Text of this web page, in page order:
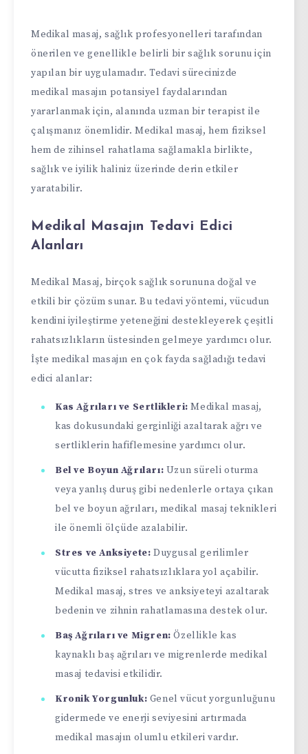
Medikal masaj, sağlık profesyonelleri tarafından
önerilen ve genellikle belirli bir sağlık sorunu için
yapılan bir uygulamadır. Tedavi sürecinizde
medikal masajın potansiyel faydalarından
yararlanmak için, alanında uzman bir terapist ile
çalışmanız önemlidir. Medikal masaj, hem fiziksel
hem de zihinsel rahatlama sağlamakla birlikte,
sağlık ve iyilik haliniz üzerinde derin etkiler
yaratabilir.
Medikal Masajın Tedavi Edici
Alanları
Medikal Masaj, birçok sağlık sorununa doğal ve
etkili bir çözüm sunar. Bu tedavi yöntemi, vücudun
kendini iyileştirme yeteneğini destekleyerek çeşitli
rahatsızlıkların üstesinden gelmeye yardımcı olur.
İşte medikal masajın en çok fayda sağladığı tedavi
edici alanlar:
Kas Ağrıları ve Sertlikleri: Medikal masaj,
kas dokusundaki gerginliği azaltarak ağrı ve
sertliklerin hafiflemesine yardımcı olur.
Bel ve Boyun Ağrıları: Uzun süreli oturma
veya yanlış duruş gibi nedenlerle ortaya çıkan
bel ve boyun ağrıları, medikal masaj teknikleri
ile önemli ölçüde azalabilir.
Stres ve Anksiyete: Duygusal gerilimler
vücutta fiziksel rahatsızlıklara yol açabilir.
Medikal masaj, stres ve anksiyeteyi azaltarak
bedenin ve zihnin rahatlamasına destek olur.
Baş Ağrıları ve Migren: Özellikle kas
kaynaklı baş ağrıları ve migrenlerde medikal
masaj tedavisi etkilidir.
Kronik Yorgunluk: Genel vücut yorgunluğunu
gidermede ve enerji seviyesini artırmada
medikal masajın olumlu etkileri vardır.